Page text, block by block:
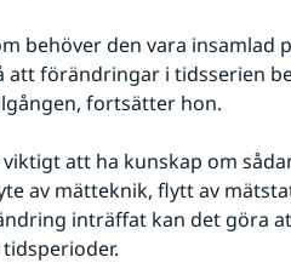
behöver den vara insamlad
att förändringar i tidsserien
fortsätter hon.
att ha kunskap om
av mätteknik, flytt av
inträffat kan det göra